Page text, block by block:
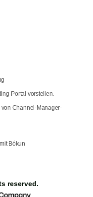
Portal vorstellen.
Channel-Manager-
Bókun
reserved.